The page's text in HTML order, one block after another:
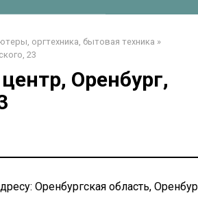
оргтехника, бытовая техника »
23
Оренбург,
Оренбургская область,